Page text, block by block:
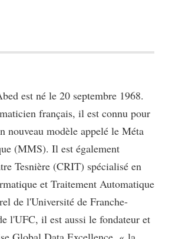
est né le 20 septembre 1968.
français, il est connu pour
nouveau modèle appelé le Méta
(MMS). Il est également
Tesnière (CRIT) spécialisé en
et Traitement Automatique
de l'Université de Franche-
l'UFC, il est aussi le fondateur et